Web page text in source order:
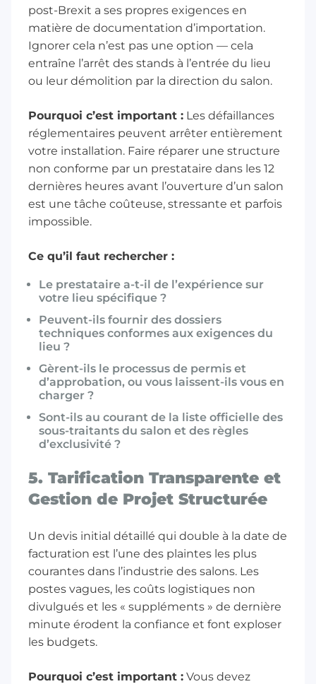
post-Brexit a ses propres exigences en
matière de documentation d’importation.
Ignorer cela n’est pas une option — cela
entraîne l’arrêt des stands à l’entrée du lieu
ou leur démolition par la direction du salon.
Pourquoi c’est important : Les défaillances
réglementaires peuvent arrêter entièrement
votre installation. Faire réparer une structure
non conforme par un prestataire dans les 12
dernières heures avant l’ouverture d’un salon
est une tâche coûteuse, stressante et parfois
impossible.
Ce qu’il faut rechercher :
Le prestataire a-t-il de l’expérience sur
votre lieu spécifique ?
Peuvent-ils fournir des dossiers
techniques conformes aux exigences du
lieu ?
Gèrent-ils le processus de permis et
d’approbation, ou vous laissent-ils vous en
charger ?
Sont-ils au courant de la liste officielle des
sous-traitants du salon et des règles
d’exclusivité ?
5. Tarification Transparente et
Gestion de Projet Structurée
Un devis initial détaillé qui double à la date de
facturation est l’une des plaintes les plus
courantes dans l’industrie des salons. Les
postes vagues, les coûts logistiques non
divulgués et les « suppléments » de dernière
minute érodent la confiance et font exploser
les budgets.
Pourquoi c’est important : Vous devez